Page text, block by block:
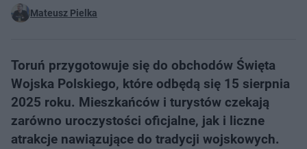
Mateusz Pielka
Toruń przygotowuje się do obchodów Święta
Wojska Polskiego, które odbędą się 15 sierpnia
2025 roku. Mieszkańców i turystów czekają
zarówno uroczystości oficjalne, jak i liczne
atrakcje nawiązujące do tradycji wojskowych.